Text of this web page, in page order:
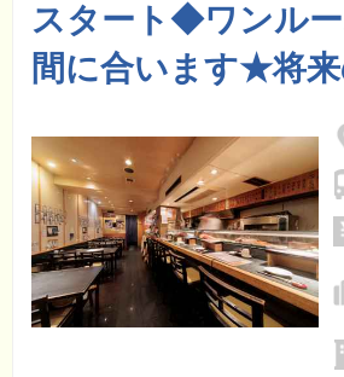
スタート◆ワンル
間に合います★将